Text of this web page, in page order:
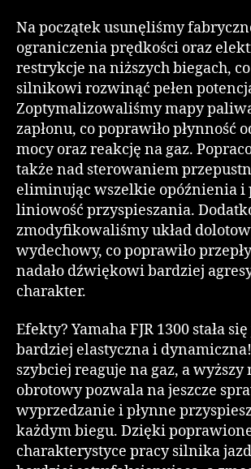
Na początek usunęliśmy
ograniczenia prędkości oraz
restrykcje na niższych biegach,
silnikowi rozwinąć pełen
Zoptymalizowaliśmy mapy
zapłonu, co poprawiło płynność
mocy oraz reakcję na gaz.
także nad sterowaniem
eliminując wszelkie opóźnienia i
liniowość przyspieszania.
zmodyfikowaliśmy układ
wydechowy, co poprawiło
nadało dźwiękowi bardziej
charakter.
Efekty? Yamaha FJR 1300 stała
bardziej elastyczna i
szybciej reaguje na gaz, a wyższy
obrotowy pozwala na jeszcze
wyprzedzanie i płynne
każdym biegu. Dzięki
charakterystyce pracy silnika